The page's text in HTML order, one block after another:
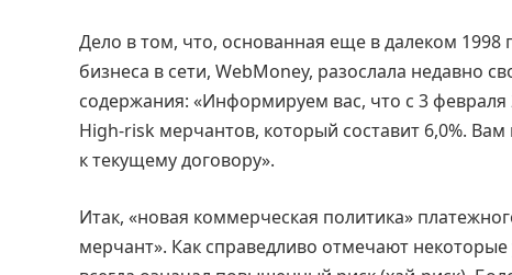
Дело в том, что, основанная еще в далеком 1998
бизнеса в сети, WebMoney, разослала недавно
содержания: «Информируем вас, что с 3
High-risk мерчантов, который составит 6,0%.
к текущему договору».
Итак, «новая коммерческая политика»
мерчант». Как справедливо отмечают